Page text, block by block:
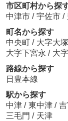
市区町村から探
中津市 / 宇佐市 /
町名から探す
中央町 / 大字大塚
大字下宮永 / 大
路線から探す
日豊本線
駅から探す
中津 / 東中津 / 吉
三毛門 / 天津